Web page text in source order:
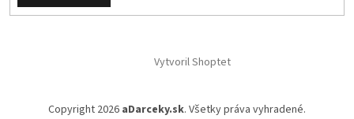
Vytvoril Shoptet
Copyright 2026 aDarceky.sk. Všetky práva vyhradené.